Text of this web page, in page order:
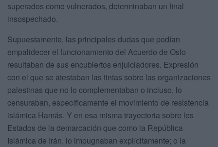
superados como vulnerados, determinaban un final
insospechado.
Supuestamente, las principales dudas que podían
empalidecer el funcionamiento del Acuerdo de Oslo
resultaban de sus encubiertos enjuiciadores. Expresión
con el que se atestaban las tintas sobre las organizaciones
palestinas que no lo complementaban o incluso, lo
censuraban, específicamente el movimiento de resistencia
islámica Hamás. Y en esa misma trayectoria sobre los
Estados de la demarcación que como la República
Islámica de Irán, lo impugnaban explícitamente; o la